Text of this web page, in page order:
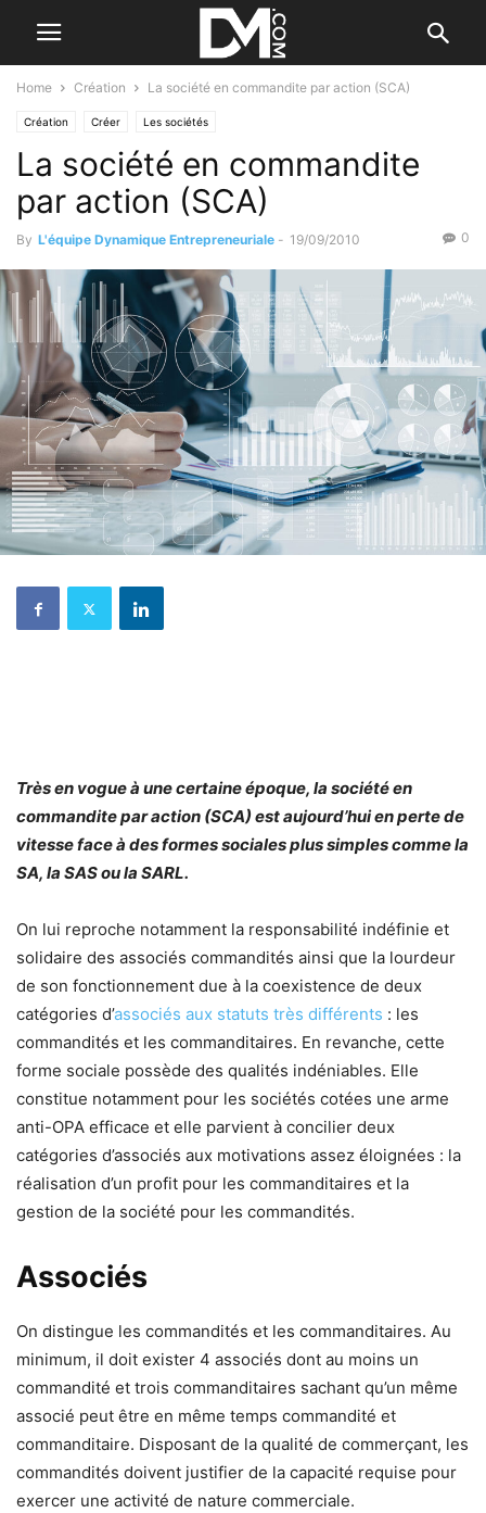
Home Création La société en commandite par action (SCA)
Création Créer Les sociétés
La société en commandite
par action (SCA)
By L'équipe Dynamique Entrepreneuriale - 19/09/2010 0
Très en vogue à une certaine époque, la société en
commandite par action (SCA) est aujourd’hui en perte de
vitesse face à des formes sociales plus simples comme la
SA, la SAS ou la SARL.
On lui reproche notamment la responsabilité indéfinie et
solidaire des associés commandités ainsi que la lourdeur
de son fonctionnement due à la coexistence de deux
catégories d’associés aux statuts très différents : les
commandités et les commanditaires. En revanche, cette
forme sociale possède des qualités indéniables. Elle
constitue notamment pour les sociétés cotées une arme
anti-OPA efficace et elle parvient à concilier deux
catégories d’associés aux motivations assez éloignées : la
réalisation d’un profit pour les commanditaires et la
gestion de la société pour les commandités.
Associés
On distingue les commandités et les commanditaires. Au
minimum, il doit exister 4 associés dont au moins un
commandité et trois commanditaires sachant qu’un même
associé peut être en même temps commandité et
commanditaire. Disposant de la qualité de commerçant, les
commandités doivent justifier de la capacité requise pour
exercer une activité de nature commerciale.